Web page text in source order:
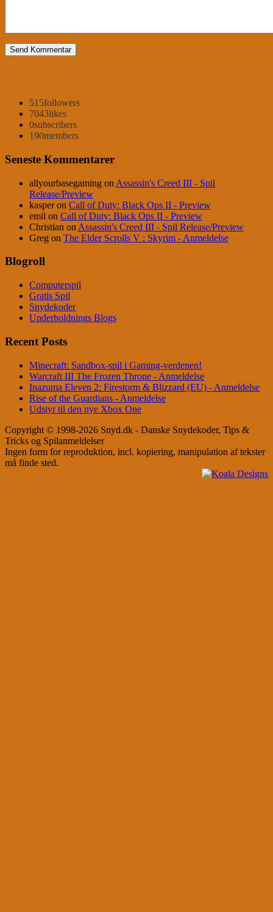
515followers
7043likes
0subscribers
190members
Seneste Kommentarer
allyourbasegaming on Assassin's Creed III - Spil
Release/Preview
kasperon Call of Duty: Black Ops II - Preview
emil on Call of Duty: Black Ops II - Preview
Christian on Assassin's Creed III - Spil Release/Preview
Greg on The Elder Scrolls V : Skyrim - Anmeldelse
Blogroll
Computerspil
Gratis Spil
Snydekoder
Underholdnings Blogs
Recent Posts
Minecraft: Sandbox-spil i Gaming-verdenen!
Warcraft III The Frozen Throne - Anmeldelse
Inazuma Eleven 2: Firestorm & Blizzard (EU) - Anmeldelse
Rise of the Guardians - Anmeldelse
Udstyr til den nye Xbox One
Copyright © 1998-2026 Snyd.dk - Danske Snydekoder, Tips &
Tricks og Spilanmeldelser
Ingen form for reproduktion, incl. kopiering, manipulation af tekster
må finde sted.